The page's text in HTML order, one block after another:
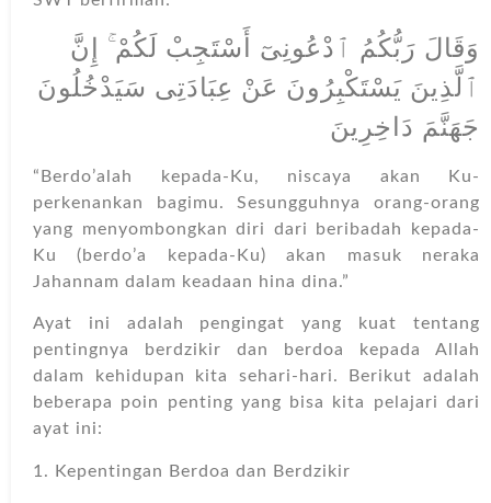
وَقَالَ رَبُّكُمُ ٱدْعُونِىٓ أَسْتَجِبْ لَكُمْ ۚ إِنَّ
ٱلَّذِينَ يَسْتَكْبِرُونَ عَنْ عِبَادَتِى سَيَدْخُلُونَ
جَهَنَّمَ دَاخِرِينَ
“Berdo’alah kepada-Ku, niscaya akan Ku-
perkenankan bagimu. Sesungguhnya orang-orang
yang menyombongkan diri dari beribadah kepada-
Ku (berdo’a kepada-Ku) akan masuk neraka
Jahannam dalam keadaan hina dina.”
Ayat ini adalah pengingat yang kuat tentang
pentingnya berdzikir dan berdoa kepada Allah
dalam kehidupan kita sehari-hari. Berikut adalah
beberapa poin penting yang bisa kita pelajari dari
ayat ini:
1. Kepentingan Berdoa dan Berdzikir